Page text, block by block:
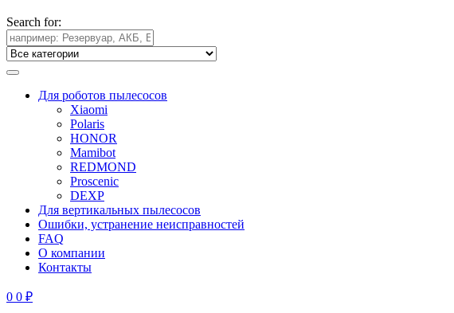
Search for:
Для роботов пылесосов
Xiaomi
Polaris
HONOR
Mamibot
REDMOND
Proscenic
DEXP
Для вертикальных пылесосов
Ошибки, устранение неисправностей
FAQ
О компании
Контакты
0 0 ₽